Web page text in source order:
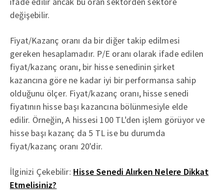
değişebilir.
Fiyat/Kazanç oranı da bir diğer takip edilmesi
gereken hesaplamadır. P/E oranı olarak ifade edilen
fiyat/kazanç oranı, bir hisse senedinin şirket
kazancına göre ne kadar iyi bir performansa sahip
olduğunu ölçer. Fiyat/kazanç oranı, hisse senedi
fiyatının hisse başı kazancına bölünmesiyle elde
edilir. Örneğin, A hissesi 100 TL'den işlem görüyor ve
hisse başı kazanç da 5 TL ise bu durumda
fiyat/kazanç oranı 20'dir.
İlginizi Çekebilir: Hisse Senedi Alırken Nelere Dikkat
Etmelisiniz?